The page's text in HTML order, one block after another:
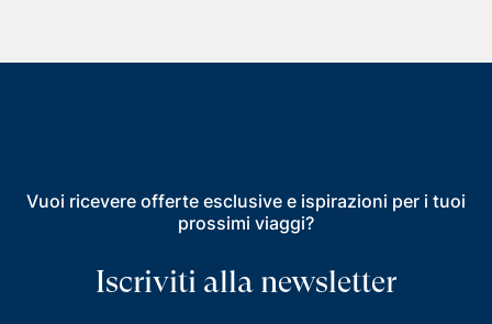
Vuoi ricevere offerte esclusive e ispirazioni per i tuoi
prossimi viaggi?
Iscriviti alla newsletter